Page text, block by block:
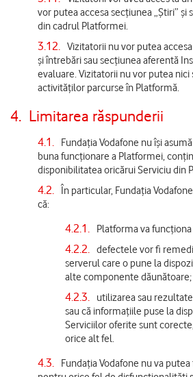
vor putea accesa secțiunea „Știri” și
din cadrul Platformei.
3.12.
Vizitatorii nu vor putea
și întrebări sau secțiunea aferentă
evaluare. Vizitatorii nu vor putea
activităților parcurse în Platformă.
4. Limitarea răspunderii
4.1.
Fundația Vodafone nu își
buna funcționare a Platformei,
disponibilitatea oricărui Serviciu din
4.2.
În particular, Fundația
că:
4.2.1. Platforma va
4.2.2.
defectele vor fi
serverul care o pune la
alte componente dăunătoare;
4.2.3.
utilizarea sau
sau că informațiile puse la
Serviciilor oferite sunt
orice alt fel.
4.3.
Fundația Vodafone nu va